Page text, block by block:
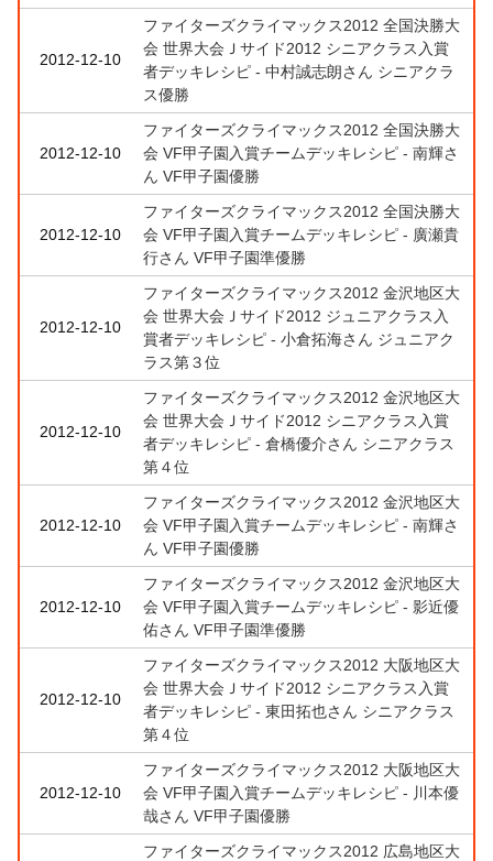
2012-12-10
ファイターズクライマックス2012 全国決勝大
会 世界大会Ｊサイド2012 シニアクラス入賞
者デッキレシピ - 中村誠志朗さん シニアクラ
ス優勝
2012-12-10
ファイターズクライマックス2012 全国決勝大
会 VF甲子園入賞チームデッキレシピ - 南輝さ
ん VF甲子園優勝
2012-12-10
ファイターズクライマックス2012 全国決勝大
会 VF甲子園入賞チームデッキレシピ - 廣瀬貴
行さん VF甲子園準優勝
2012-12-10
ファイターズクライマックス2012 金沢地区大
会 世界大会Ｊサイド2012 ジュニアクラス入
賞者デッキレシピ - 小倉拓海さん ジュニアク
ラス第３位
2012-12-10
ファイターズクライマックス2012 金沢地区大
会 世界大会Ｊサイド2012 シニアクラス入賞
者デッキレシピ - 倉橋優介さん シニアクラス
第４位
2012-12-10
ファイターズクライマックス2012 金沢地区大
会 VF甲子園入賞チームデッキレシピ - 南輝さ
ん VF甲子園優勝
2012-12-10
ファイターズクライマックス2012 金沢地区大
会 VF甲子園入賞チームデッキレシピ - 影近優
佑さん VF甲子園準優勝
2012-12-10
ファイターズクライマックス2012 大阪地区大
会 世界大会Ｊサイド2012 シニアクラス入賞
者デッキレシピ - 東田拓也さん シニアクラス
第４位
2012-12-10
ファイターズクライマックス2012 大阪地区大
会 VF甲子園入賞チームデッキレシピ - 川本優
哉さん VF甲子園優勝
ファイターズクライマックス2012 広島地区大